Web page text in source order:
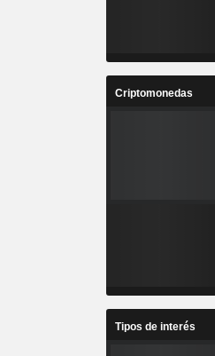
Criptomonedas
Tipos de interés